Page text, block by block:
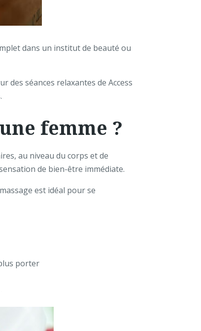
dans un institut de beauté ou
des séances relaxantes de Access
femme ?
au niveau du corps et de
de bien-être immédiate.
est idéal pour se
porter